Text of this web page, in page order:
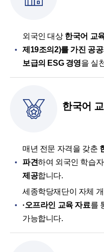
외국인 대상 한국어 교
제19조의2)를 가진 공
보급의 ESG 경영을 실
한국어
매년 전문 자격을 갖춘
파견하여 외국인 학습
제공합니다.
세종학당재단이 자체
·오프라인 교육 자료를
가능합니다.